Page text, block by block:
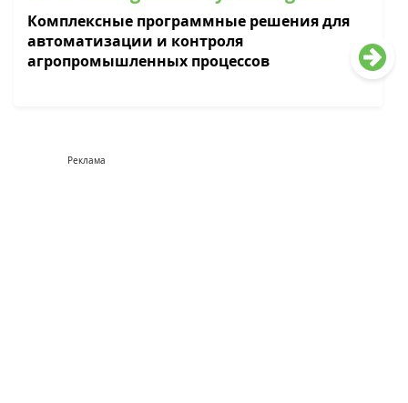
Комплексные программные решения для
автоматизации и контроля
агропромышленных процессов
Реклама